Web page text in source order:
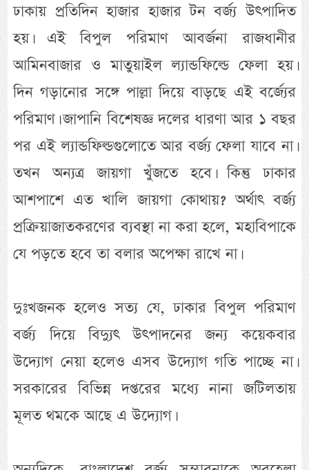
ঢাকায় প্রতিদিন হাজার হাজার টন বর্জ্য উৎপাদিত
হয়। এই বিপুল পরিমাণ আবর্জনা রাজধানীর
আমিনবাজার ও মাতুয়াইল ল্যান্ডফিল্ডে ফেলা হয়।
দিন গড়ানোর সঙ্গে পাল্লা দিয়ে বাড়ছে এই বর্জ্যের
পরিমাণ। জাপানি বিশেষজ্ঞ দলের ধারণা আর ১ বছর
পর এই ল্যান্ডফিল্ডগুলোতে আর বর্জ্য ফেলা যাবে না।
তখন অন্যত্র জায়গা খুঁজতে হবে। কিন্তু ঢাকার
আশপাশে এত খালি জায়গা কোথায়? অর্থাৎ বর্জ্য
প্রক্রিয়াজাতকরণের ব্যবস্থা না করা হলে, মহাবিপাকে
যে পড়তে হবে তা বলার অপেক্ষা রাখে না।
দুঃখজনক হলেও সত্য যে, ঢাকার বিপুল পরিমাণ
বর্জ্য দিয়ে বিদ্যুৎ উৎপাদনের জন্য কয়েকবার
উদ্যোগ নেয়া হলেও এসব উদ্যোগ গতি পাচ্ছে না।
সরকারের বিভিন্ন দপ্তরের মধ্যে নানা জটিলতায়
মূলত থমকে আছে এ উদ্যোগ।